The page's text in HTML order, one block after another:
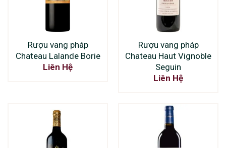
Rượu vang pháp
Chateau Lalande Borie
Liên Hệ
Rượu vang pháp
Chateau Haut Vignoble
Seguin
Liên Hệ